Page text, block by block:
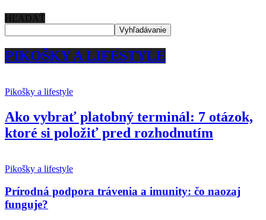
HĽADAŤ
PIKOŠKY A LIFESTYLE
Pikošky a lifestyle
Ako vybrať platobný terminál: 7 otázok,
ktoré si položiť pred rozhodnutím
Pikošky a lifestyle
Prírodná podpora trávenia a imunity: čo naozaj
funguje?